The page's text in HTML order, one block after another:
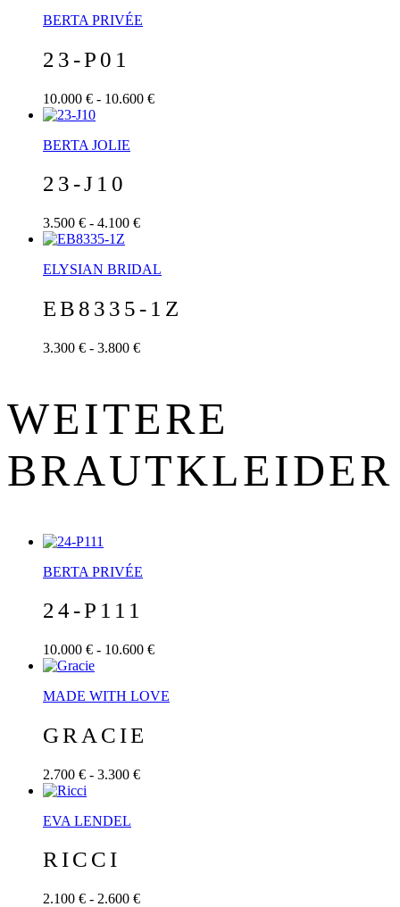
BERTA PRIVÉE
23-P01
10.000 € - 10.600 €
BERTA JOLIE
23-J10
3.500 € - 4.100 €
ELYSIAN BRIDAL
EB8335-1Z
3.300 € - 3.800 €
WEITERE
BRAUT­KLEIDER
BERTA PRIVÉE
24-P111
10.000 € - 10.600 €
MADE WITH LOVE
GRACIE
2.700 € - 3.300 €
EVA LENDEL
RICCI
2.100 € - 2.600 €